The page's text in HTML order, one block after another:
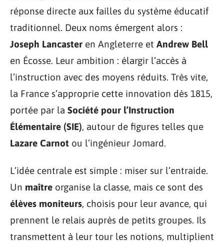
réponse directe aux failles du système éducatif
traditionnel. Deux noms émergent alors :
Joseph Lancaster en Angleterre et Andrew Bell
en Écosse. Leur ambition : élargir l’accès à
l’instruction avec des moyens réduits. Très vite,
la France s’approprie cette innovation dès 1815,
portée par la Société pour l’Instruction
Élémentaire (SIE), autour de figures telles que
Lazare Carnot ou l’ingénieur Jomard.
L’idée centrale est simple : miser sur l’entraide.
Un maître organise la classe, mais ce sont des
élèves moniteurs, choisis pour leur avance, qui
prennent le relais auprès de petits groupes. Ils
transmettent à leur tour les notions, multiplient